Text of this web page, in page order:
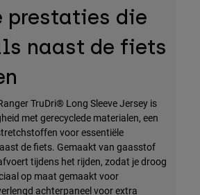
prestaties die
naast de fiets
TruDri® Long Sleeve Jersey is
met gerecyclede materialen, een
voor essentiële
de fiets. Gemaakt van gaasstof
tijdens het rijden, zodat je droog
op maat gemaakt voor
achterpaneel voor extra